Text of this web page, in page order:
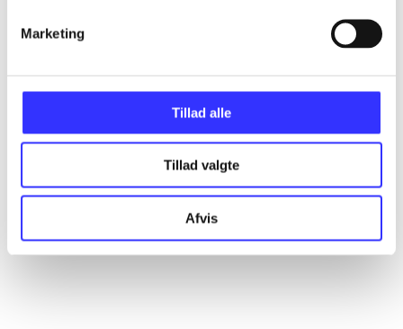
Marketing
Tillad alle
Tillad valgte
Afvis
Artikler
...
...